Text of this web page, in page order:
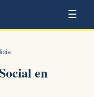
☰
en